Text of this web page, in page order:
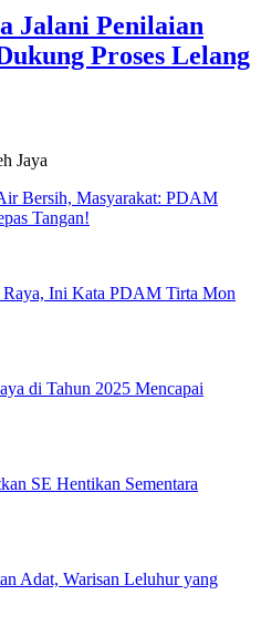
Jalani Penilaian
Proses Lelang
Jaya
Bersih, Masyarakat: PDAM
Tangan!
Raya, Ini Kata PDAM Tirta Mon
di Tahun 2025 Mencapai
SE Hentikan Sementara
Adat, Warisan Leluhur yang